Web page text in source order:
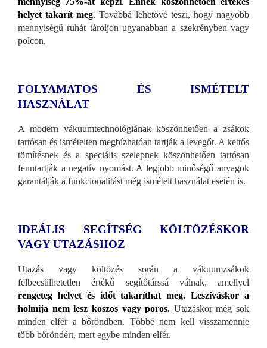
helyet takarít meg. Továbbá lehetővé teszi, hogy nagyobb
mennyiségű ruhát tároljon ugyanabban a szekrényben vagy
polcon.
FOLYAMATOS ÉS ISMÉTELT
HASZNÁLAT
A modern vákuumtechnológiának köszönhetően a zsákok
tartósan és ismételten megbízhatóan tartják a levegőt. A kettős
tömítésnek és a speciális szelepnek köszönhetően tartósan
fenntartják a negatív nyomást. A legjobb minőségű anyagok
garantálják a funkcionalitást még ismételt használat esetén is.
IDEÁLIS SEGÍTSÉG KÖLTÖZÉSKOR
VAGY UTAZÁSHOZ
Utazás vagy költözés során a vákuumzsákok
felbecsülhetetlen értékű segítőtárssá válnak, amellyel
rengeteg helyet és időt takaríthat meg. Leszíváskor a
holmija nem lesz koszos vagy poros. Utazáskor még sok
minden elfér a bőröndben. Többé nem kell visszamennie
több bőröndért, mert egybe minden elfér.